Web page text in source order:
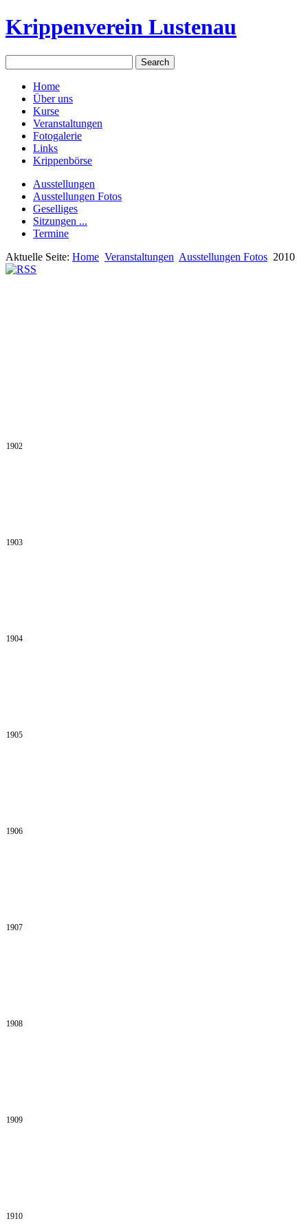
Krippenverein Lustenau
Home
Über uns
Kurse
Veranstaltungen
Fotogalerie
Links
Krippenbörse
Ausstellungen
Ausstellungen Fotos
Geselliges
Sitzungen ...
Termine
Aktuelle Seite: Home Veranstaltungen Ausstellungen Fotos 2010
1902
1903
1904
1905
1906
1907
1908
1909
1910